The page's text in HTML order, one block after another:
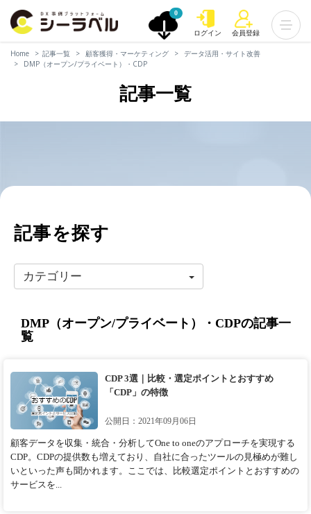
0
ログイン 会員登録
Home 記事一覧 顧客獲得・マーケティング
データ活用・サイト改善
DMP（オープン/プライベート）・CDP
記事一覧
記事を探す
カテゴリー
DMP（オープン/プライベート）・CDPの記事一
覧
CDP 3選｜比較・選定ポイントとおすすめ
「CDP」の特徴
公開日：2021年09月06日
顧客データを収集・統合・分析してOne to oneのアプローチを実現する
CDP。CDPの提供数も増えており、自社に合ったツールの見極めが難し
いといった声も聞かれます。ここでは、比較選定ポイントとおすすめの
サービスを...